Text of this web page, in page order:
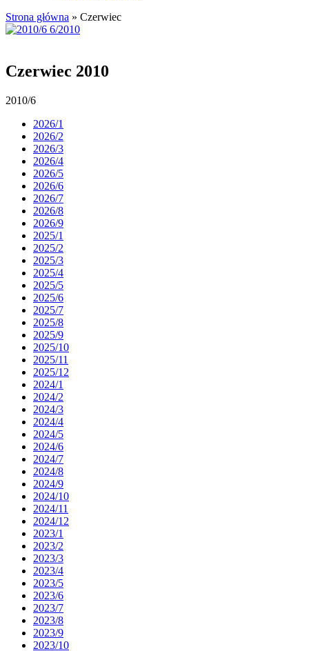
Strona główna » Czerwiec
Czerwiec 2010
2010/6
2026/1
2026/2
2026/3
2026/4
2026/5
2026/6
2026/7
2026/8
2026/9
2025/1
2025/2
2025/3
2025/4
2025/5
2025/6
2025/7
2025/8
2025/9
2025/10
2025/11
2025/12
2024/1
2024/2
2024/3
2024/4
2024/5
2024/6
2024/7
2024/8
2024/9
2024/10
2024/11
2024/12
2023/1
2023/2
2023/3
2023/4
2023/5
2023/6
2023/7
2023/8
2023/9
2023/10